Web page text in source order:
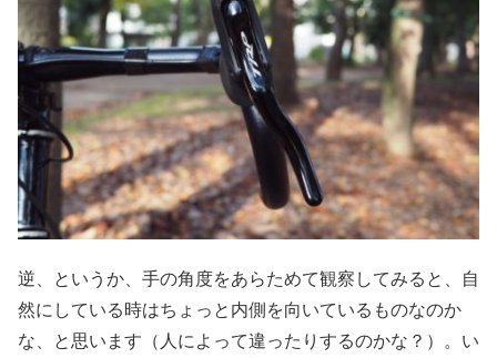
逆、というか、手の角度をあらためて観察してみると、自
然にしている時はちょっと内側を向いているものなのか
な、と思います（人によって違ったりするのかな？）。い